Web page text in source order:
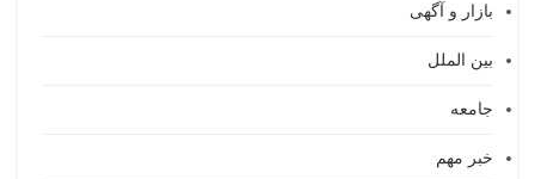
بازار و آگهی
بین الملل
جامعه
خبر مهم